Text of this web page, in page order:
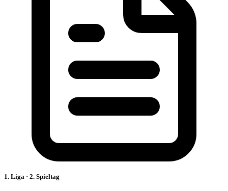
1. Liga · 2. Spieltag